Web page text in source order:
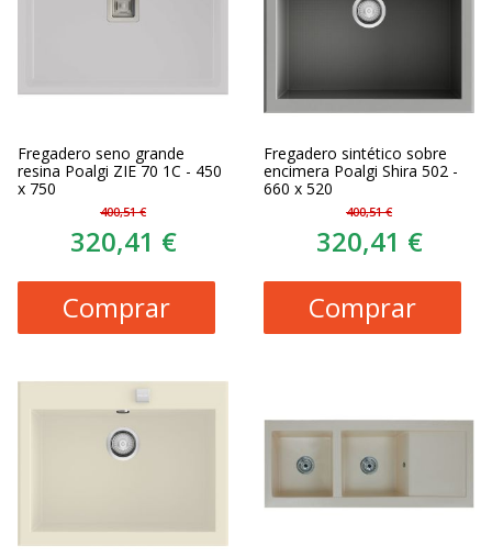
Fregadero seno grande
resina Poalgi ZIE 70 1C - 450
x 750
400,51 €
320,41 €
Comprar
Fregadero sintético sobre
encimera Poalgi Shira 502 -
660 x 520
400,51 €
320,41 €
Comprar